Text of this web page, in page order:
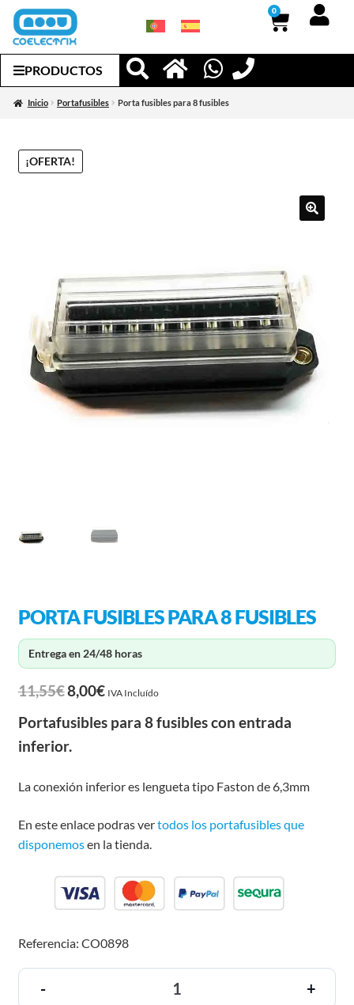
0
PRODUCTOS
Inicio Portafusibles Porta fusibles para 8 fusibles
¡OFERTA!
PORTA FUSIBLES PARA 8 FUSIBLES
Entrega en 24/48 horas
11,55€8,00€ IVA Incluído
Portafusibles para 8 fusibles con entrada
inferior.
La conexión inferior es lengueta tipo Faston de 6,3mm
En este enlace podras vertodos los portafusibles que
disponemosen la tienda.
Referencia: CO0898
- +